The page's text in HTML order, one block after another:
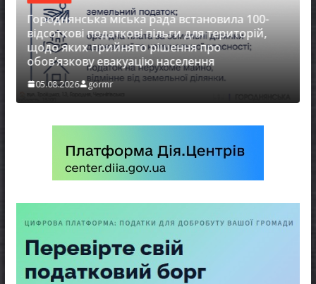
міська рада встановила 100-
податкові пільги для територій,
яких прийнято рішення про
евакуацію населення
05.08.2026 gormr